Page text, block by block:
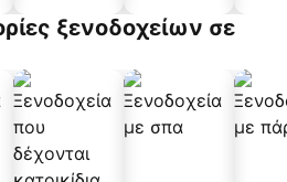
α
ξενοδοχείων σε